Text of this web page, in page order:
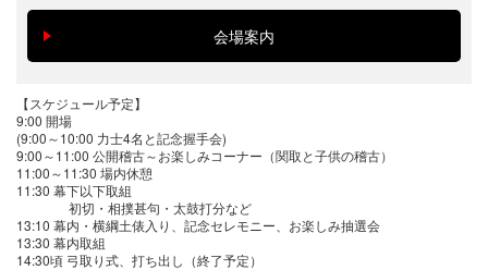
【スケジュール予定】
9:00 開場
(9:00～10:00 力士4名と記念握手会)
9:00～11:00 公開稽古～お楽しみコーナー（関取と子供の稽古）
11:00～11:30 場内休憩
11:30 幕下以下取組
初切・相撲甚句・太鼓打分など
13:10 幕内・横綱土俵入り、記念セレモニー、お楽しみ抽選会
13:30 幕内取組
14:30頃 弓取り式、打ち出し（終了予定）